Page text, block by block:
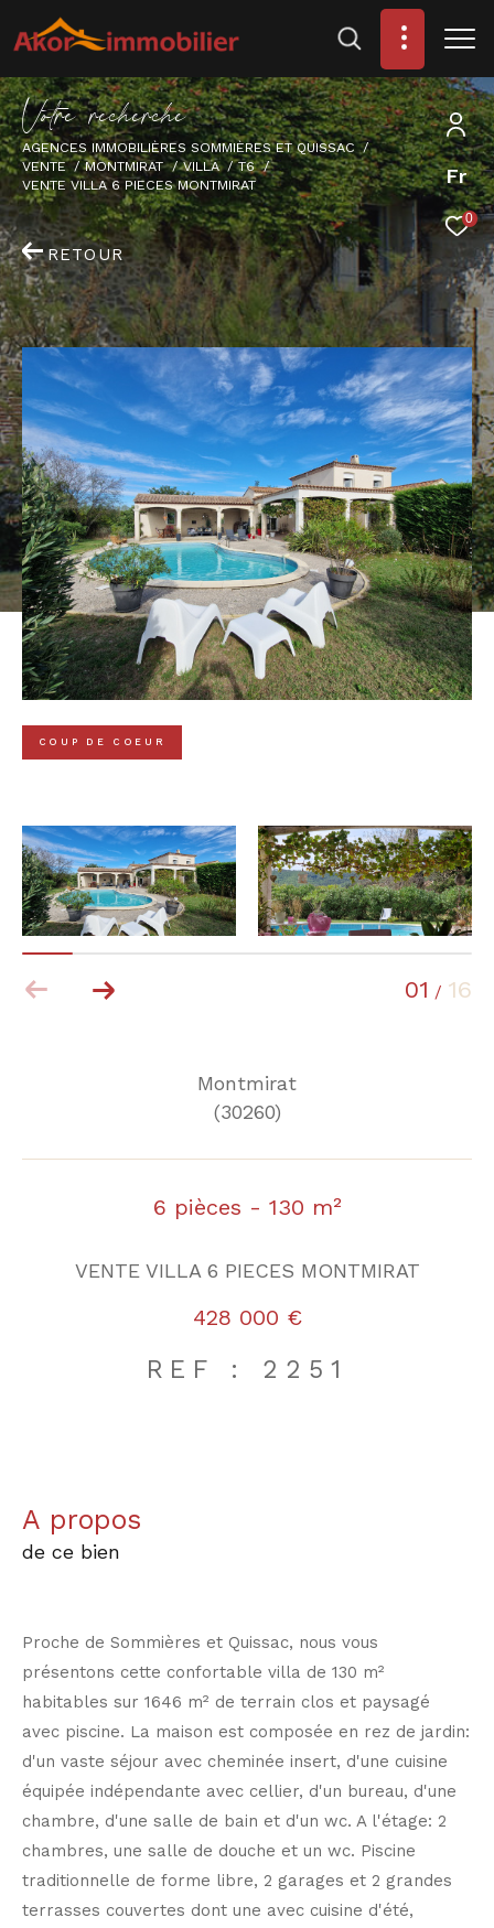
Fr
0
Votre recherche
AGENCES IMMOBILIÈRES SOMMIÈRES ET QUISSAC
VENTE
MONTMIRAT VILLA
T6
VENTE VILLA 6 PIECES MONTMIRAT
RETOUR
COUP DE COEUR
01 / 16
Montmirat
(30260)
6 pièces - 130 m²
VENTE VILLA 6 PIECES MONTMIRAT
428 000 €
REF : 2251
a propos
de ce bien
Proche de Sommières et Quissac, nous vous
présentons cette confortable villa de 130 m²
habitables sur 1646 m² de terrain clos et paysagé
avec piscine. La maison est composée en rez de jardin:
d'un vaste séjour avec cheminée insert, d'une cuisine
équipée indépendante avec cellier, d'un bureau, d'une
chambre, d'une salle de bain et d'un wc. A l'étage: 2
chambres, une salle de douche et un wc. Piscine
traditionnelle de forme libre, 2 garages et 2 grandes
terrasses couvertes dont une avec cuisine d'été,